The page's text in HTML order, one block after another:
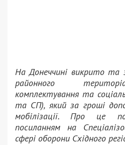
На Донеччині викрито та
районного
комплектування та
та СП), який за гроші
мобілізації. Про це
посиланням на
сфері оборони Східного